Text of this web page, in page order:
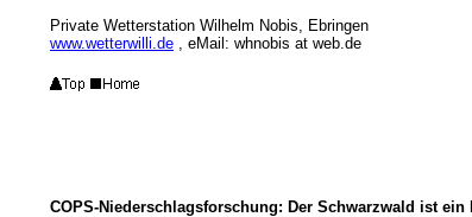
Private Wetterstation Wilhelm Nobis, Ebringen
www.wetterwilli.de , eMail: whnobis at web.de
COPS-Niederschlagsforschung: Der Schwarzwald ist ein